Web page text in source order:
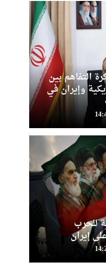
التفاهم بين
وإيران في
للحرب
إيران